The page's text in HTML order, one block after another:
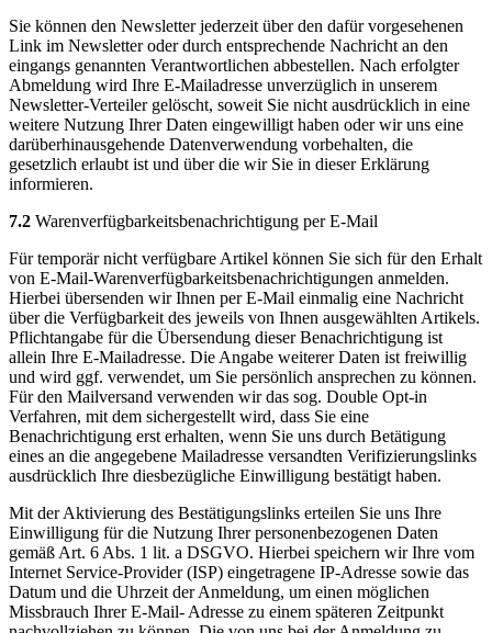
Sie können den Newsletter jederzeit über den dafür vorgesehenen
Link im Newsletter oder durch entsprechende Nachricht an den
eingangs genannten Verantwortlichen abbestellen. Nach erfolgter
Abmeldung wird Ihre E-Mailadresse unverzüglich in unserem
Newsletter-Verteiler gelöscht, soweit Sie nicht ausdrücklich in eine
weitere Nutzung Ihrer Daten eingewilligt haben oder wir uns eine
darüberhinausgehende Datenverwendung vorbehalten, die
gesetzlich erlaubt ist und über die wir Sie in dieser Erklärung
informieren.
7.2 Warenverfügbarkeitsbenachrichtigung per E-Mail
Für temporär nicht verfügbare Artikel können Sie sich für den Erhalt
von E-Mail-Warenverfügbarkeitsbenachrichtigungen anmelden.
Hierbei übersenden wir Ihnen per E-Mail einmalig eine Nachricht
über die Verfügbarkeit des jeweils von Ihnen ausgewählten Artikels.
Pflichtangabe für die Übersendung dieser Benachrichtigung ist
allein Ihre E-Mailadresse. Die Angabe weiterer Daten ist freiwillig
und wird ggf. verwendet, um Sie persönlich ansprechen zu können.
Für den Mailversand verwenden wir das sog. Double Opt-in
Verfahren, mit dem sichergestellt wird, dass Sie eine
Benachrichtigung erst erhalten, wenn Sie uns durch Betätigung
eines an die angegebene Mailadresse versandten Verifizierungslinks
ausdrücklich Ihre diesbezügliche Einwilligung bestätigt haben.
Mit der Aktivierung des Bestätigungslinks erteilen Sie uns Ihre
Einwilligung für die Nutzung Ihrer personenbezogenen Daten
gemäß Art. 6 Abs. 1 lit. a DSGVO. Hierbei speichern wir Ihre vom
Internet Service-Provider (ISP) eingetragene IP-Adresse sowie das
Datum und die Uhrzeit der Anmeldung, um einen möglichen
Missbrauch Ihrer E-Mail- Adresse zu einem späteren Zeitpunkt